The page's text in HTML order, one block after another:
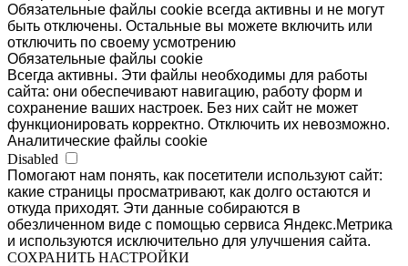
Обязательные файлы cookie всегда активны и не могут
быть отключены. Остальные вы можете включить или
отключить по своему усмотрению
Обязательные файлы cookie
Всегда активны. Эти файлы необходимы для работы
сайта: они обеспечивают навигацию, работу форм и
сохранение ваших настроек. Без них сайт не может
функционировать корректно. Отключить их невозможно.
Аналитические файлы cookie
Disabled
Помогают нам понять, как посетители используют сайт:
какие страницы просматривают, как долго остаются и
откуда приходят. Эти данные собираются в
обезличенном виде с помощью сервиса Яндекс.Метрика
и используются исключительно для улучшения сайта.
СОХРАНИТЬ НАСТРОЙКИ